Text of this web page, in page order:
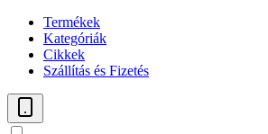
Termékek
Kategóriák
Cikkek
Szállítás és Fizetés